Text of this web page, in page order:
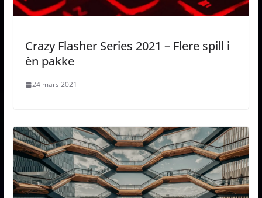
Crazy Flasher Series 2021 – Flere spill i
èn pakke
24 mars 2021